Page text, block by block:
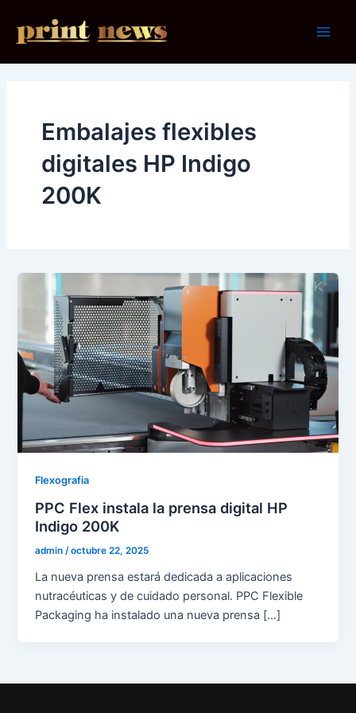
contenido
Embalajes flexibles
digitales HP Indigo
200K
Flexografia
PPC Flex instala la prensa digital HP
Indigo 200K
admin/octubre 22, 2025
La nueva prensa estará dedicada a aplicaciones
nutracéuticas y de cuidado personal. PPC Flexible
Packaging ha instalado una nueva prensa […]